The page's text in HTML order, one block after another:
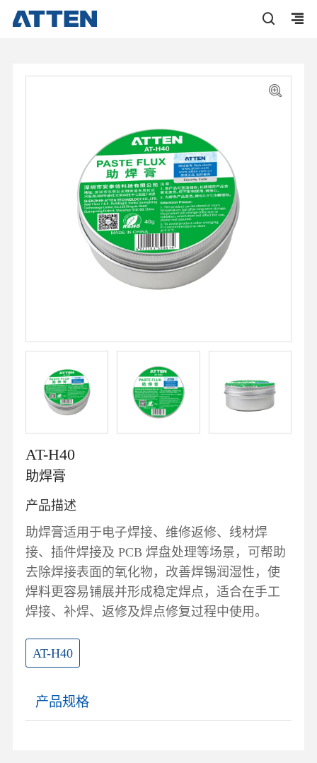
AT-H40
助焊膏
产品描述
助焊膏适用于电子焊接、维修返修、线材焊
接、插件焊接及 PCB 焊盘处理等场景，可帮助
去除焊接表面的氧化物，改善焊锡润湿性，使
焊料更容易铺展并形成稳定焊点，适合在手工
焊接、补焊、返修及焊点修复过程中使用。
AT-H40
产品规格